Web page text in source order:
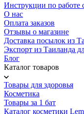
Инструкции по работе
О нас
Оплата заказов
Отзывы о магазине
Доставка посылок из
Экспорт из Таиланда
Блог
Каталог товаров
Товары для здоровья
Косметика
Товары за 1 бат
Каталог косметики